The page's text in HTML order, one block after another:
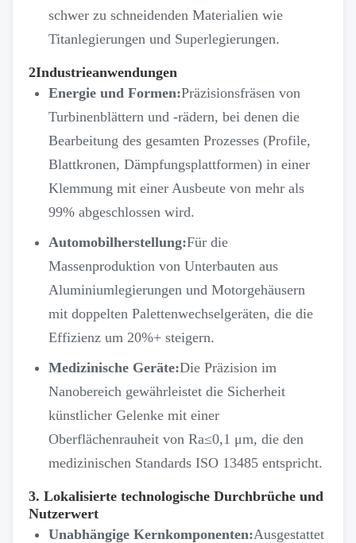
schwer zu schneidenden Materialien wie
Titanlegierungen und Superlegierungen.
2Industrieanwendungen
Energie und Formen:Präzisionsfräsen von
Turbinenblättern und -rädern, bei denen die
Bearbeitung des gesamten Prozesses (Profile,
Blattkronen, Dämpfungsplattformen) in einer
Klemmung mit einer Ausbeute von mehr als
99% abgeschlossen wird.
Automobilherstellung:Für die
Massenproduktion von Unterbauten aus
Aluminiumlegierungen und Motorgehäusern
mit doppelten Palettenwechselgeräten, die die
Effizienz um 20%+ steigern.
Medizinische Geräte:Die Präzision im
Nanobereich gewährleistet die Sicherheit
künstlicher Gelenke mit einer
Oberflächenrauheit von Ra≤0,1 μm, die den
medizinischen Standards ISO 13485 entspricht.
3. Lokalisierte technologische Durchbrüche und
Nutzerwert
Unabhängige Kernkomponenten:Ausgestattet